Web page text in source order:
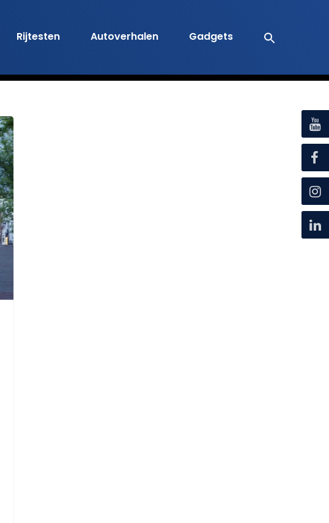
Rijtesten Autoverhalen Gadgets